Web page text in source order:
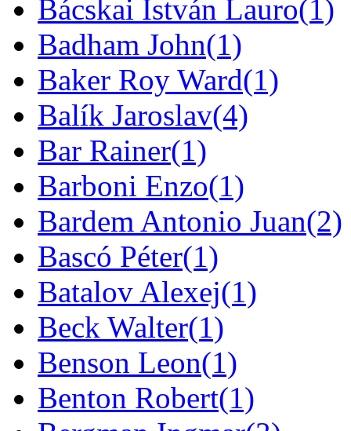
Bácskai István Lauro(1)
Badham John(1)
Baker Roy Ward(1)
Balík Jaroslav(4)
Bar Rainer(1)
Barboni Enzo(1)
Bardem Antonio Juan(2)
Bascó Péter(1)
Batalov Alexej(1)
Beck Walter(1)
Benson Leon(1)
Benton Robert(1)